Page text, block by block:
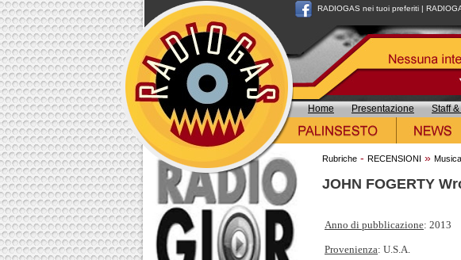
RADIOGAS nei tuoi preferiti |
Home Presentazione Staff
Rubriche - RECENSIONI »
JOHN FOGERTY
Anno di pubblicazione: 2013
Provenienza: U.S.A.